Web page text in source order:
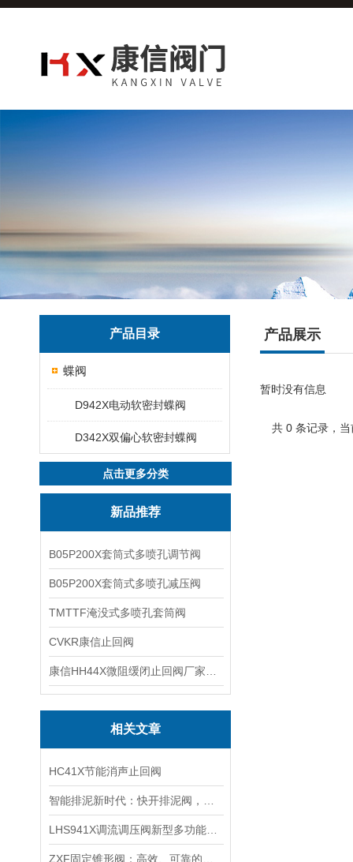
产品目录
蝶阀
D942X电动软密封蝶阀
D342X双偏心软密封蝶阀
点击更多分类
新品推荐
B05P200X套筒式多喷孔调节阀
B05P200X套筒式多喷孔减压阀
TMTTF淹没式多喷孔套筒阀
CVKR康信止回阀
相关文章
HC41X节能消声止回阀
产品展示
暂时没有信息
共 0 条记录，